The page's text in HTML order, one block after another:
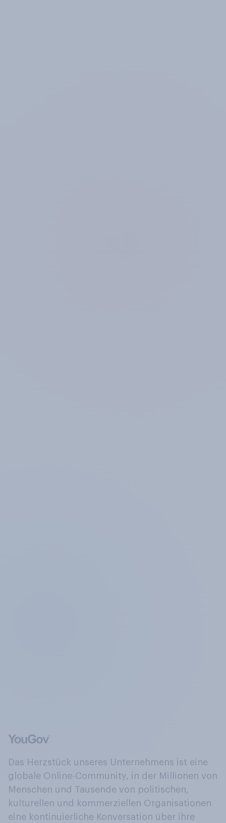
Das Herzstück unseres Unternehmens ist eine
globale Online-Community, in der Millionen von
Menschen und Tausende von politischen,
kulturellen und kommerziellen Organisationen
eine kontinuierliche Konversation über ihre